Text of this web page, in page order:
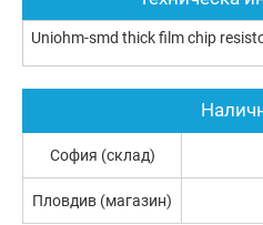
Uniohm-smd thick film chip
София (склад)
Пловдив (магазин)